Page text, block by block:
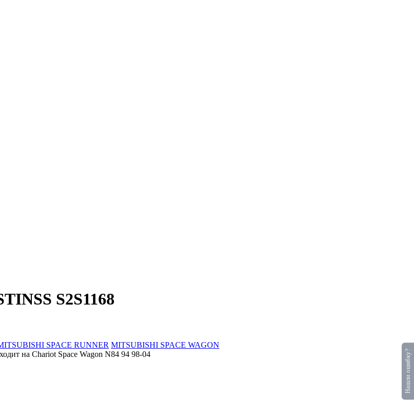
S2S1168
SPACE RUNNER MITSUBISHI SPACE WAGON
на Chariot Space Wagon N84 94 98-04
Нашли ошибку?